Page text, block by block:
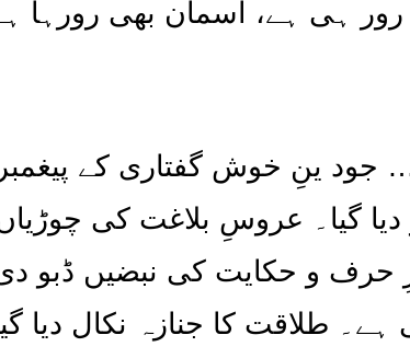
ہی ہے، آسمان بھی رورہا
جود ینِ خوش گفتاری کے
گیا۔ عروسِ بلاغت کی
نگارِ حرف و حکایت کی نبضیں
طلاقت کا جنازہ نکال دیا